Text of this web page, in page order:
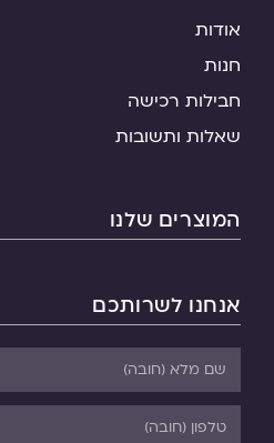
אודות
חנות
חבילות רכישה
שאלות ותשובות
המוצרים שלנו
אנחנו לשרותכם